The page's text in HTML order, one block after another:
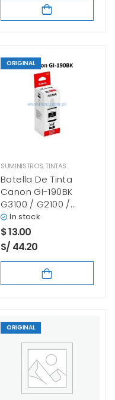
ORIGINAL
SUMINISTROS,TINTAS CANON
Botella De Tinta
Canon GI-190BK
G3100 / G2100 /
G1100 Negro
In stock
$13.00
S/ 44.20
ORIGINAL